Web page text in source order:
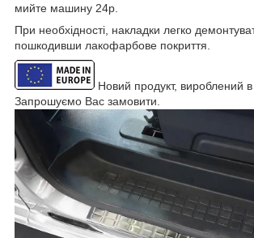
мийте машину 24р.
При необхідності, накладки легко
пошкодивши лакофарбове покриття.
Новий продукт, вироблений в
Запрошуємо Вас замовити.